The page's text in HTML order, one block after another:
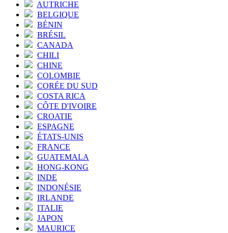
AUTRICHE
BELGIQUE
BÉNIN
BRÉSIL
CANADA
CHILI
CHINE
COLOMBIE
CORÉE DU SUD
COSTA RICA
CÔTE D'IVOIRE
CROATIE
ESPAGNE
ÉTATS-UNIS
FRANCE
GUATEMALA
HONG-KONG
INDE
INDONÉSIE
IRLANDE
ITALIE
JAPON
MAURICE